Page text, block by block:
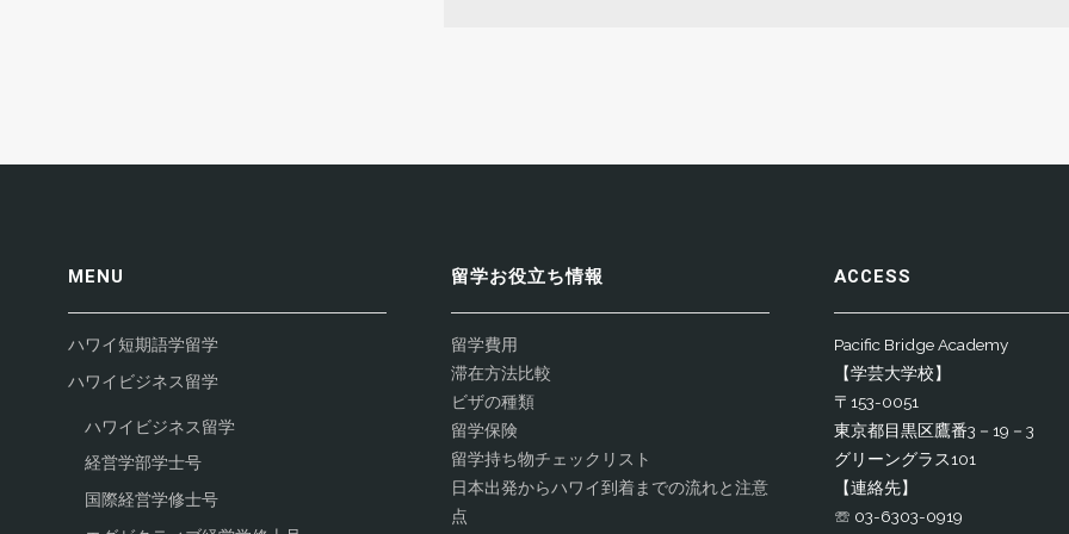
MENU
ハワイ短期語学留学
ハワイビジネス留学
ハワイビジネス留学
経営学部学士号
国際経営学修士号
留学お役立ち情報
留学費用
滞在方法比較
ビザの種類
留学保険
留学持ち物チェックリスト
日本出発からハワイ到着までの流れと注意
点
ACCESS
Pacific Bridge Academy
【学芸大学校】
〒153-0051
東京都目黒区鷹番3－19－3
グリーングラス101
【連絡先】
☏ 03-6303-0919